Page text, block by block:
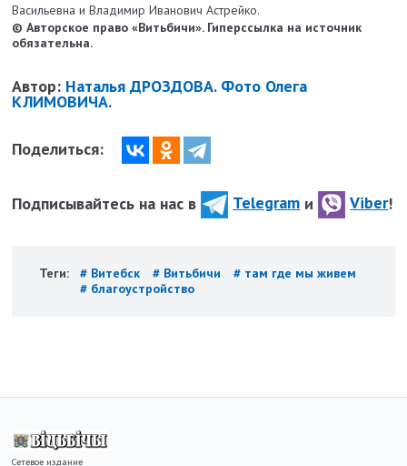
Васильевна и Владимир Иванович Астрейко.
© Авторское право «Витьбичи». Гиперссылка на источник
обязательна.
Автор: Наталья ДРОЗДОВА. Фото Олега
КЛИМОВИЧА.
Поделиться:
Подписывайтесь на нас в Telegram и Viber!
Теги: # Витебск # Витьбичи
# там где мы живем
# благоустройство
Сетевое издание